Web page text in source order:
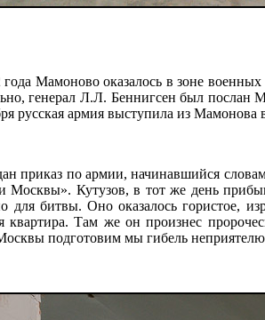
Мамоново оказалось в зоне
генерал Л.Л. Беннигсен был послан
русская армия выступила из Мамонова
приказ по армии, начинавшийся
Москвы». Кутузов, в тот же день
для битвы. Оно оказалось гористое,
квартира. Там же он произнес
подготовим мы гибель